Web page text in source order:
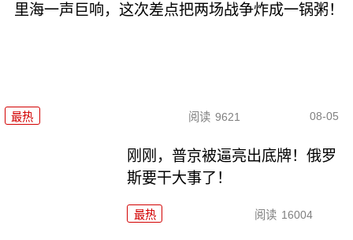
里海一声巨响，这次差点把两场战争炸成一锅粥！
最热 阅读 9621 08-05
刚刚，普京被逼亮出底牌！俄罗
斯要干大事了！
最热 阅读 16004